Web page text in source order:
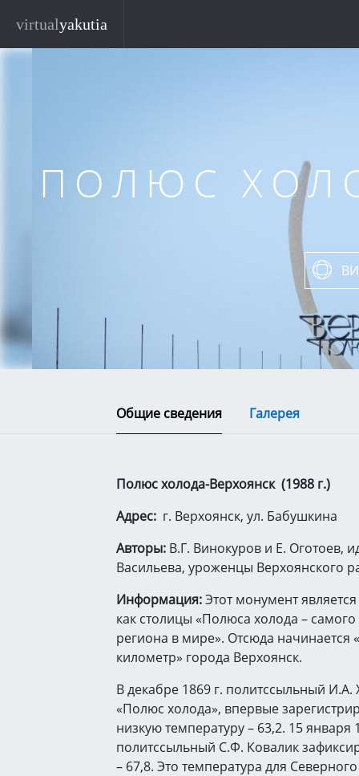
virtualyakutia
ПОЛЮС
Общие сведения Галерея
Полюс холода-Верхоянск (1988 г.)
Адрес: г. Верхоянск, ул. Бабушкина
Авторы: В.Г. Винокуров и Е. Оготоев,
Васильева, уроженцы Верхоянского
Информация:Этот монумент
как столицы «Полюса холода –
региона в мире». Отсюда начинается
километр» города Верхоянск.
В декабре 1869 г. политссыльный И.А.
«Полюс холода», впервые
низкую температуру – 63,2. 15 января
политссыльный С.Ф. Ковалик
– 67,8. Это температура для